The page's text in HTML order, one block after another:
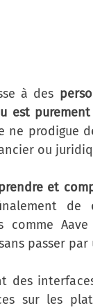
à des
est purement
ne prodigue
ou
et
de
comme
passer par
des
sur les